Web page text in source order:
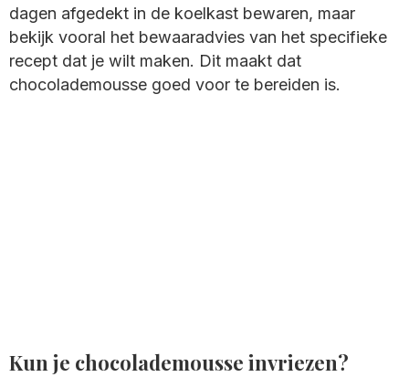
dagen afgedekt in de koelkast bewaren, maar
bekijk vooral het bewaaradvies van het specifieke
recept dat je wilt maken. Dit maakt dat
chocolademousse goed voor te bereiden is.
Kun je chocolademousse invriezen?